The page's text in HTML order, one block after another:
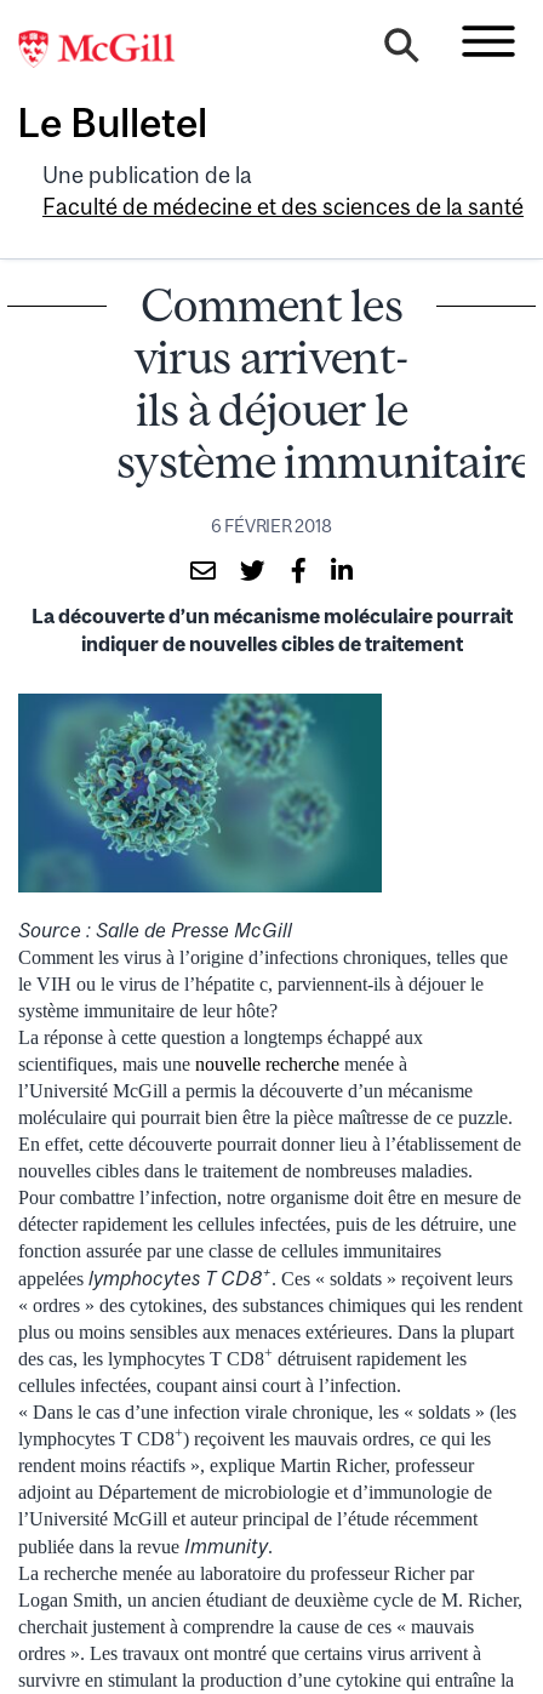
Le Bulletel
Une publication de la
Faculté de médecine et des sciences de la santé
Comment les
virus arrivent-
ils à déjouer le
système
6 FÉVRIER 2018
La découverte d’un mécanisme moléculaire pourrait
indiquer de nouvelles cibles de traitement
Source : Salle de Presse McGill
Comment les virus à l’origine d’infections chroniques, telles que
le VIH ou le virus de l’hépatite c, parviennent-ils à déjouer le
système immunitaire de leur hôte?
La réponse à cette question a longtemps échappé aux
scientifiques, mais une nouvelle recherche menée à
l’Université McGill a permis la découverte d’un mécanisme
moléculaire qui pourrait bien être la pièce maîtresse de ce puzzle.
En effet, cette découverte pourrait donner lieu à l’établissement de
nouvelles cibles dans le traitement de nombreuses maladies.
Pour combattre l’infection, notre organisme doit être en mesure de
détecter rapidement les cellules infectées, puis de les détruire, une
fonction assurée par une classe de cellules immunitaires
appelées lymphocytes T CD8+. Ces « soldats » reçoivent leurs
« ordres » des cytokines, des substances chimiques qui les rendent
plus ou moins sensibles aux menaces extérieures. Dans la plupart
des cas, les lymphocytes T CD8+ détruisent rapidement les
cellules infectées, coupant ainsi court à l’infection.
« Dans le cas d’une infection virale chronique, les « soldats » (les
lymphocytes T CD8+) reçoivent les mauvais ordres, ce qui les
rendent moins réactifs », explique Martin Richer, professeur
adjoint au Département de microbiologie et d’immunologie de
l’Université McGill et auteur principal de l’étude récemment
publiée dans la revue Immunity.
La recherche menée au laboratoire du professeur Richer par
Logan Smith, un ancien étudiant de deuxième cycle de M. Richer,
cherchait justement à comprendre la cause de ces « mauvais
ordres ». Les travaux ont montré que certains virus arrivent à
survivre en stimulant la production d’une cytokine qui entraîne la